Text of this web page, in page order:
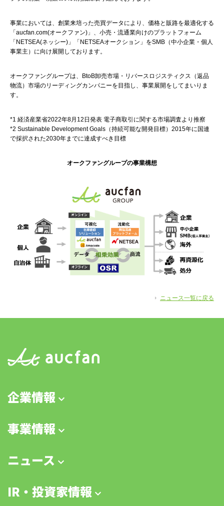
事業においては、創業来培った売買データにより、価格と販路を最適化する
「aucfan.com(オークファン)」、小売・流通業向けのプラットフォーム
「NETSEA(ネッシー)」「NETSEAオークション」をSMB（中小企業・個人
事業主）に向け展開しております。
オークファングループは、BtoB卸売市場・リバースロジスティクス（返品
物流）市場のリーディングカンパニーを目指し、事業展開をしてまいりま
す。
*1 経済産業省2022年8月12日発表 電子商取引に関する市場調査より推察
*2 Sustainable Development Goals（持続可能な開発目標）2015年に国連
で採択された2030年までに達成すべき目標
オークファングループの事業構想
ニュース一覧に戻る
企業情報
事業情報
ニュース
IR・投資家情報